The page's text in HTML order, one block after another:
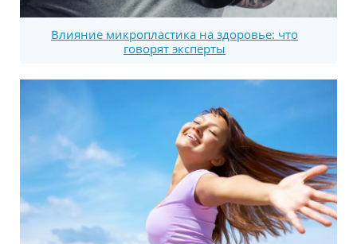
Влияние микропластика на здоровье: что
говорят эксперты